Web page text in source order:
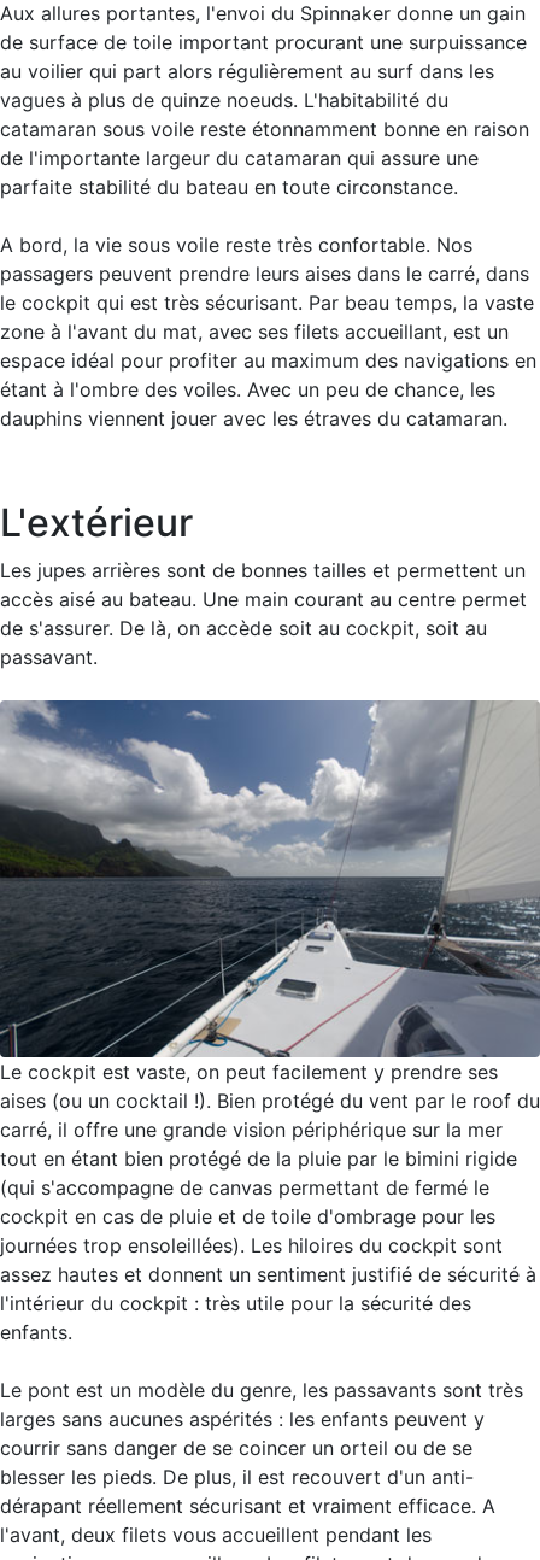
Aux allures portantes, l'envoi du Spinnaker donne un gain
de surface de toile important procurant une surpuissance
au voilier qui part alors régulièrement au surf dans les
vagues à plus de quinze noeuds. L'habitabilité du
catamaran sous voile reste étonnamment bonne en raison
de l'importante largeur du catamaran qui assure une
parfaite stabilité du bateau en toute circonstance.
A bord, la vie sous voile reste très confortable. Nos
passagers peuvent prendre leurs aises dans le carré, dans
le cockpit qui est très sécurisant. Par beau temps, la vaste
zone à l'avant du mat, avec ses filets accueillant, est un
espace idéal pour profiter au maximum des navigations en
étant à l'ombre des voiles. Avec un peu de chance, les
dauphins viennent jouer avec les étraves du catamaran.
L'extérieur
Les jupes arrières sont de bonnes tailles et permettent un
accès aisé au bateau. Une main courant au centre permet
de s'assurer. De là, on accède soit au cockpit, soit au
passavant.
Le cockpit est vaste, on peut facilement y prendre ses
aises (ou un cocktail !). Bien protégé du vent par le roof du
carré, il offre une grande vision périphérique sur la mer
tout en étant bien protégé de la pluie par le bimini rigide
(qui s'accompagne de canvas permettant de fermé le
cockpit en cas de pluie et de toile d'ombrage pour les
journées trop ensoleillées). Les hiloires du cockpit sont
assez hautes et donnent un sentiment justifié de sécurité à
l'intérieur du cockpit : très utile pour la sécurité des
enfants.
Le pont est un modèle du genre, les passavants sont très
larges sans aucunes aspérités : les enfants peuvent y
courrir sans danger de se coincer un orteil ou de se
blesser les pieds. De plus, il est recouvert d'un anti-
dérapant réellement sécurisant et vraiment efficace. A
l'avant, deux filets vous accueillent pendant les